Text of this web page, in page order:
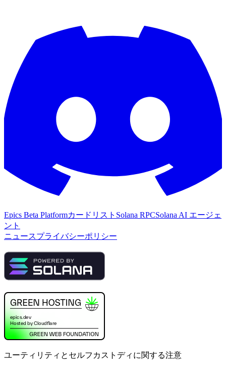
Epics Beta Platformカードリスト Solana RPCSolana AI エージェ
ント
ニュースプライバシーポリシー
ユーティリティとセルフカストディに関する注意